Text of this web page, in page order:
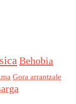
Behobia
Gora arrantzale